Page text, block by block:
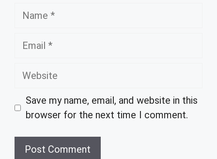
Name
Email
Website
Save my name, email, and website in this
browser for the next time I comment.